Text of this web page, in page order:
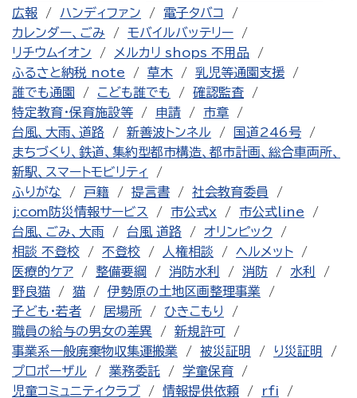
広報
ハンディファン
電子タバコ
カレンダー、ごみ
モバイルバッテリー
リチウムイオン
メルカリ shops 不用品
ふるさと納税 note
草木
乳児等通園支援
誰でも通園
こども誰でも
確認監査
特定教育・保育施設等
申請
市章
台風、大雨、道路
新善波トンネル
国道246号
まちづくり、鉄道、集約型都市構造、都市計画、総合車両所、
新駅、スマートモビリティ
ふりがな
戸籍 提言書
社会教育委員
j:com防災情報サービス
市公式x
市公式line
台風、ごみ、大雨
台風 道路
オリンピック
相談 不登校
不登校 人権相談
ヘルメット
医療的ケア
整備要綱 消防水利 消防
水利
野良猫
猫
伊勢原の土地区画整理事業
子ども・若者
居場所
ひきこもり
職員の給与の男女の差異
新規許可
事業系一般廃棄物収集運搬業
被災証明
り災証明
プロポーザル
業務委託
学童保育
児童コミュニティクラブ
情報提供依頼
rfi